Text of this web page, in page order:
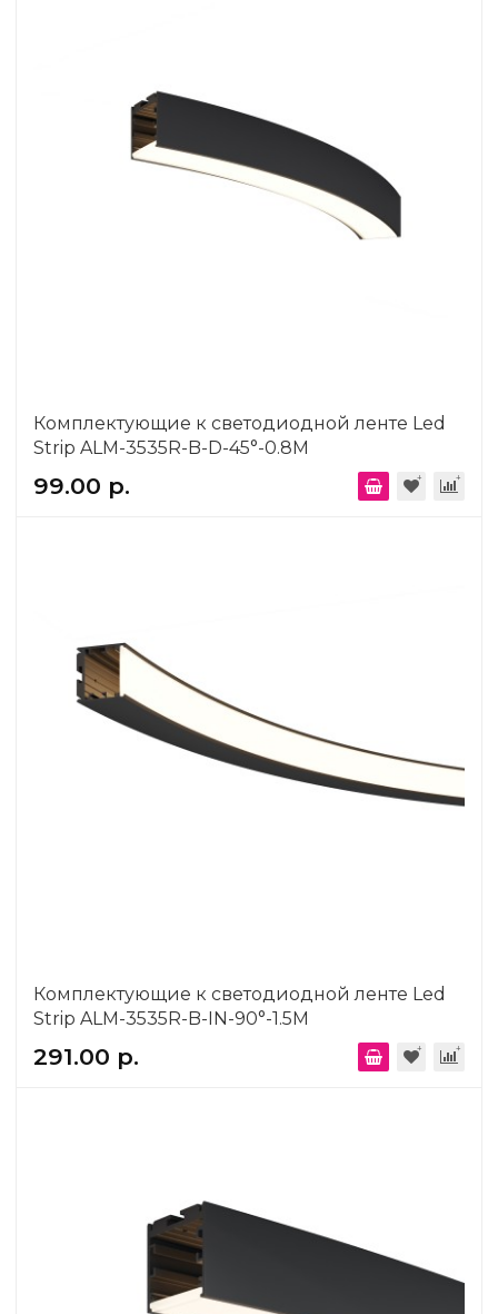
Комплектующие к светодиодной ленте Led
Strip ALM-3535R-B-D-45°-0.8M
99.00 р.
Комплектующие к светодиодной ленте Led
Strip ALM-3535R-B-IN-90°-1.5M
291.00 р.